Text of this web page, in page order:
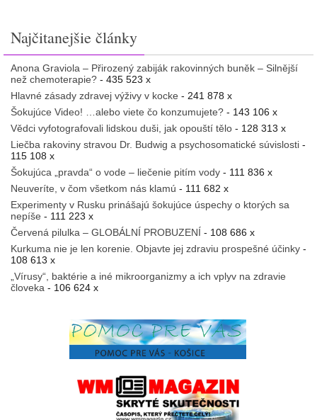
Najčitanejšie články
Anona Graviola – Přirozený zabiják rakovinných buněk – Silnější
než chemoterapie? - 435 523 x
Hlavné zásady zdravej výživy v kocke - 241 878 x
Šokujúce Video! …alebo viete čo konzumujete? - 143 106 x
Vědci vyfotografovali lidskou duši, jak opouští tělo - 128 313 x
Liečba rakoviny stravou Dr. Budwig a psychosomatické súvislosti -
115 108 x
Šokujúca „pravda“ o vode – liečenie pitím vody - 111 836 x
Neuveríte, v čom všetkom nás klamú - 111 682 x
Experimenty v Rusku prinášajú šokujúce úspechy o ktorých sa
nepíše - 111 223 x
Červená pilulka – GLOBÁLNÍ PROBUZENÍ - 108 686 x
Kurkuma nie je len korenie. Objavte jej zdraviu prospešné účinky -
108 613 x
„Vírusy“, baktérie a iné mikroorganizmy a ich vplyv na zdravie
človeka - 106 624 x